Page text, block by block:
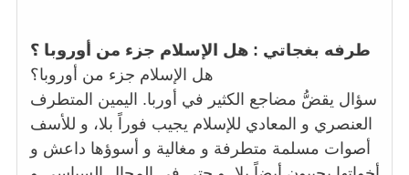
طرفه بغجاتي : هل الإسلام جزء من أوروبا ؟
هل الإسلام جزء من أوروبا؟
سؤال يقضُّ مضاجع الكثير في أوربا. اليمين المتطرف
العنصري و المعادي للإسلام يجيب فوراً بلا، و للأسف
أصوات مسلمة متطرفة و مغالية و أسوؤها داعش و